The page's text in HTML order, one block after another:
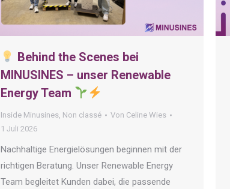
Behind the Scenes bei
MINUSINES – unser Renewable
Energy Team
Inside Minusines, Non classé Von Celine Wies
1 Juli 2026
Nachhaltige Energielösungen beginnen mit der
richtigen Beratung. Unser Renewable Energy
Team begleitet Kunden dabei, die passende